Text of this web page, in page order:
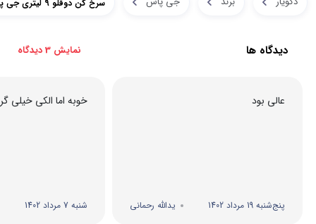
سرخ کن دوقلو 9 لیتری جی پاس مدل GAF37525
دیدگاه ها نمایش 3 دیدگاه
عالی بود
پنج‌شنبه 19 مرداد 1402 یدالله رحمانی
خوبه اما الکی خیلی
شنبه 7 مرداد 1402